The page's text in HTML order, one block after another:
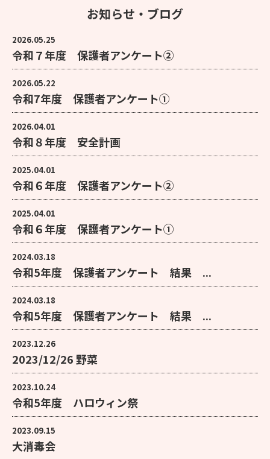
お知らせ・ブログ
2026.05.25
令和７年度 保護者アンケート②
2026.05.22
令和7年度 保護者アンケート①
2026.04.01
令和８年度 安全計画
2025.04.01
令和６年度 保護者アンケート②
2025.04.01
令和６年度 保護者アンケート①
2024.03.18
令和5年度 保護者アンケート 結果 ...
2024.03.18
令和5年度 保護者アンケート 結果 ...
2023.12.26
2023/12/26 野菜
2023.10.24
令和5年度 ハロウィン祭
2023.09.15
大消毒会